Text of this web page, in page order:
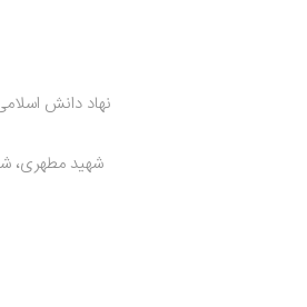
نهاد دانش
شهید مطهری،